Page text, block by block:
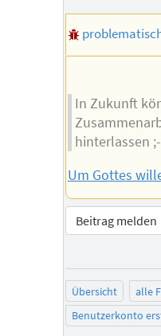
In Zukunft
hinterlassen
Um Gottes
Beitrag melden
Übersicht alle
Benutzerkonto